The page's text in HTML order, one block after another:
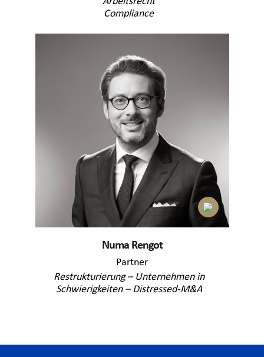
Compliance
Numa Rengot
Partner
Restrukturierung – Unternehmen in
Schwierigkeiten – Distressed-M&A